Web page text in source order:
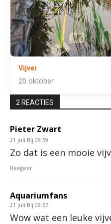
Vijver
20 oktober
2 REACTIES
Pieter Zwart
21 juli Bij 08:59
Zo dat is een mooie
Reageer
Aquariumfans
21 juli Bij 08:57
Wow wat een leuke